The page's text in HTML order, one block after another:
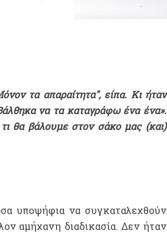
τα απαραίτητα", είπα. Κι ήταν
να τα καταγράφω ένα ένα».
θα βάλουμε στον σάκο μας (και)
υποψήφια να συγκαταλεχθούν
αμήχανη διαδικασία. Δεν ήταν